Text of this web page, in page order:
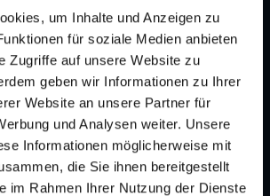
um Inhalte und Anzeigen zu
für soziale Medien anbieten
Zugriffe auf unsere Website zu
geben wir Informationen zu Ihrer
Website an unsere Partner für
und Analysen weiter. Unsere
Informationen möglicherweise mit
die Sie ihnen bereitgestellt
im Rahmen Ihrer Nutzung der Dienste
up to cycle star and without outfeed
star and infeed Camera box
Domino inkjet printer (without
bottom
weight with blowing nozzles
50/60Hz